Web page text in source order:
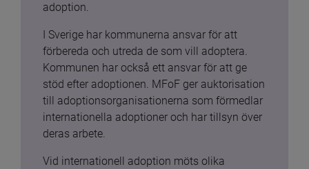
adoption.
I Sverige har kommunerna ansvar för att
förbereda och utreda de som vill adoptera.
Kommunen har också ett ansvar för att ge
stöd efter adoptionen. MFoF ger auktorisation
till adoptionsorganisationerna som förmedlar
internationella adoptioner och har tillsyn över
deras arbete.
Vid internationell adoption möts olika